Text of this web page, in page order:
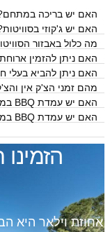
האם יש בריכה במתחם?
האם יש ג'קוזי בסוויטות?
מה כלול באבזור
האם ניתן להזמין ארוחת
האם ניתן להביא בעלי
מהם זמני הצ'ק אין
האם יש עמדת BBQ במתחם?
האם יש עמדת BBQ במתחם?
אחוזת וילאר היא